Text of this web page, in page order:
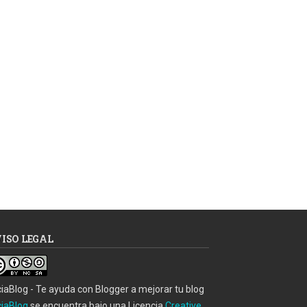
LEGAL
- Te ayuda con Blogger a mejorar tu blog